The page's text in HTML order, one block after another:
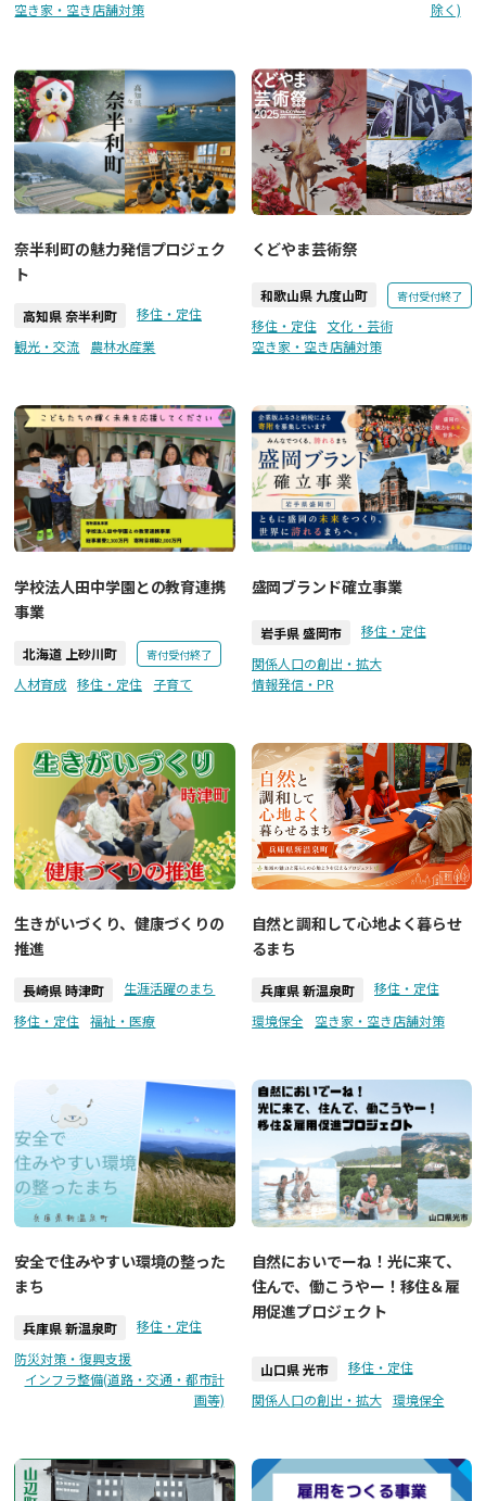
空き家・空き店舗対策 除く)
奈半利町の魅力発信プロジェク
ト
高知県 奈半利町
移住・定住
観光・交流
農林水産業
くどやま芸術祭
和歌山県 九度山町 寄付受付終了
移住・定住
文化・芸術
空き家・空き店舗対策
学校法人田中学園との教育連携
事業
北海道 上砂川町 寄付受付終了
人材育成 移住・定住 子育て
盛岡ブランド確立事業
岩手県 盛岡市
移住・定住
関係人口の創出・拡大
情報発信・PR
生きがいづくり、健康づくりの
推進
長崎県 時津町
生涯活躍のまち
移住・定住
福祉・医療
自然と調和して心地よく暮らせ
るまち
兵庫県 新温泉町
移住・定住
環境保全
空き家・空き店舗対策
安全で住みやすい環境の整った
まち
兵庫県 新温泉町
移住・定住
防災対策・復興支援
インフラ整備(道路・交通・都市計
画等)
自然においでーね！光に来て、
住んで、働こうやー！移住＆雇
用促進プロジェクト
山口県 光市
移住・定住
関係人口の創出・拡大
環境保全